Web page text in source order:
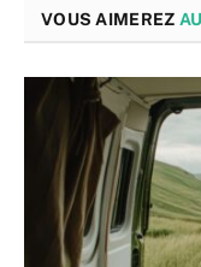
VOUS AIMEREZ